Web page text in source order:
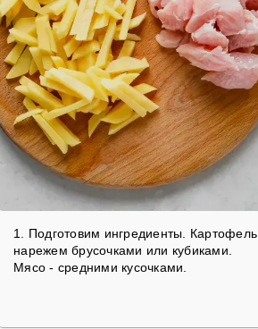
1. Подготовим ингредиенты. Картофель
нарежем брусочками или кубиками.
Мясо - средними кусочками.